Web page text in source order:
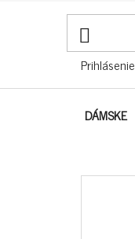
Prihlásenie
DÁMSKE